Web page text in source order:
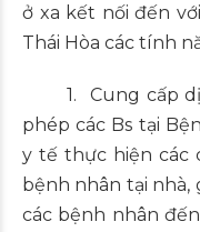
ở xa kết nối đến
Thái Hòa các tính
1. Cung cấp
phép các Bs tại
y tế thực hiện các
bệnh nhân tại nhà,
các bệnh nhân